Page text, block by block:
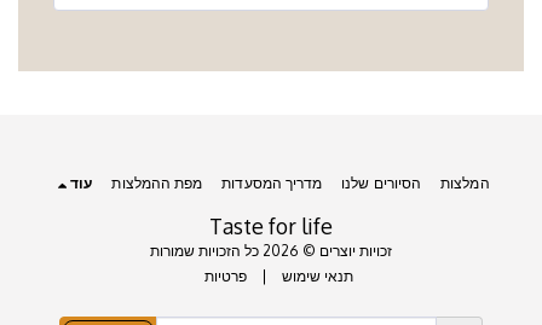
Taste for life
זכויות יוצרים © 2026 כל הזכויות שמורות
תנאי שימוש |פרטיות
המלצות הסיורים שלנו מדריך המסעדות מפת ההמלצות עוד